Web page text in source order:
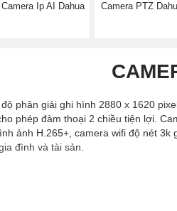
Camera Ip AI Dahua Camera PTZ
phân giải ghi hình 2880 x 1620
phép đàm thoại 2 chiều tiện lợi.
ảnh H.265+, camera wifi độ nét
đình và tài sản.